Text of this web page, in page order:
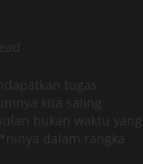
tugas
kita saling
bukan waktu yang
dalam rangka